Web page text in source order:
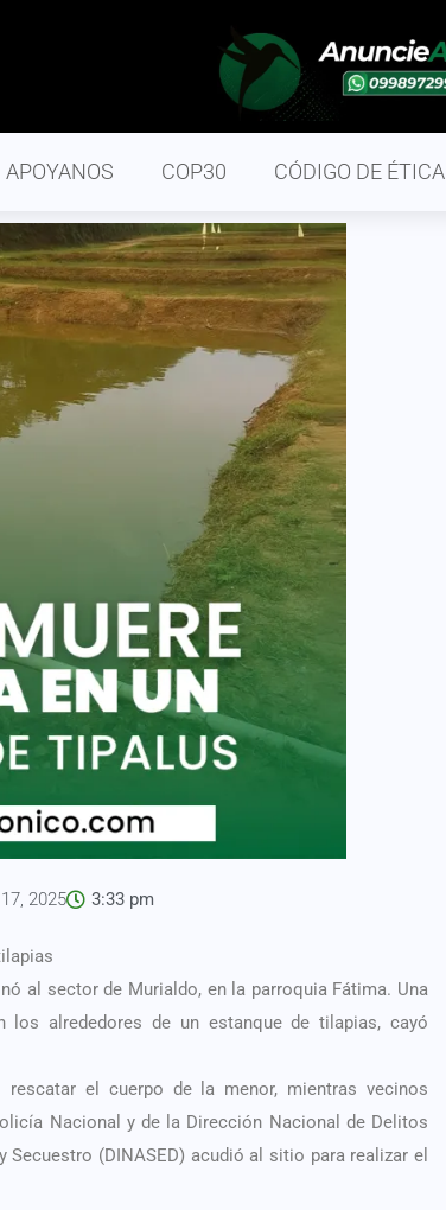
APOYANOS COP30 CÓDIGO DE ÉTICA
2025 3:33 pm
al sector de Murialdo, en la parroquia Fátima. Una
alrededores de un estanque de tilapias, cayó
el cuerpo de la menor, mientras vecinos
Nacional y de la Dirección Nacional de Delitos
(DINASED) acudió al sitio para realizar el